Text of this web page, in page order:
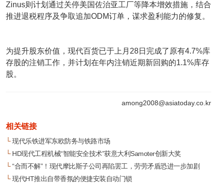
Zinus则计划通过关停美国佐治亚工厂等降本增效措施，结合
推进退税程序及争取追加ODM订单，谋求盈利能力的修复。
为提升股东价值，现代百货已于上月28日完成了原有4.7%库
存股的注销工作，并计划在年内注销近期新回购的1.1%库存
股。
among2008@asiatoday.co.kr
相关链接
└现代乐铁进军东欧防务与铁路市场
└HD现代工程机械“智能安全技术”获意大利Samoter创新大奖
└“合而不解”！现代摩比斯子公司再陷罢工，劳劳矛盾恐进一步加剧
└现代HT推出自带香氛的便捷安装自动门锁